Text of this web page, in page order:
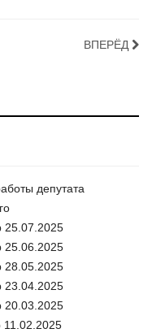
ВПЕРЁД
депутата
25.07.2025
25.06.2025
28.05.2025
23.04.2025
20.03.2025